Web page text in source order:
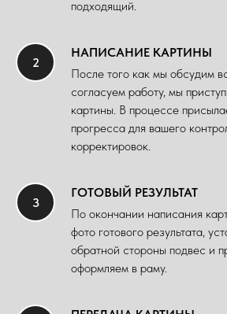
подходящий.
НАПИСАНИЕ КАРТИНЫ
После того как мы обсудим
согласуем работу, мы
картины. В процессе
прогресса для вашего
корректировок.
ГОТОВЫЙ РЕЗУЛЬТАТ
По окончании написания
фото готового результата,
обратной стороны подвес и
оформляем в раму.